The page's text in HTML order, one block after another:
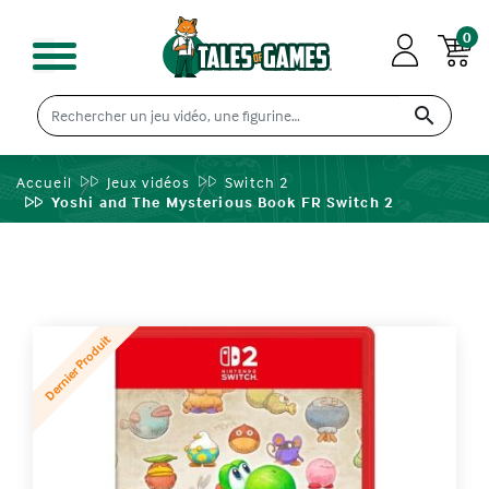

0
Accueil Jeux vidéos
Switch 2
Yoshi and The Mysterious Book FR Switch 2
Dernier Produit